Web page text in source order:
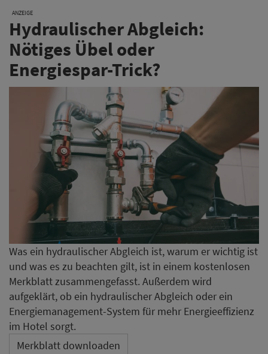
ANZEIGE
Hydraulischer Abgleich:
Nötiges Übel oder
Energiespar-Trick?
Was ein hydraulischer Abgleich ist, warum er wichtig ist
und was es zu beachten gilt, ist in einem kostenlosen
Merkblatt zusammengefasst. Außerdem wird
aufgeklärt, ob ein hydraulischer Abgleich oder ein
Energiemanagement-System für mehr Energieeffizienz
im Hotel sorgt.
Merkblatt downloaden